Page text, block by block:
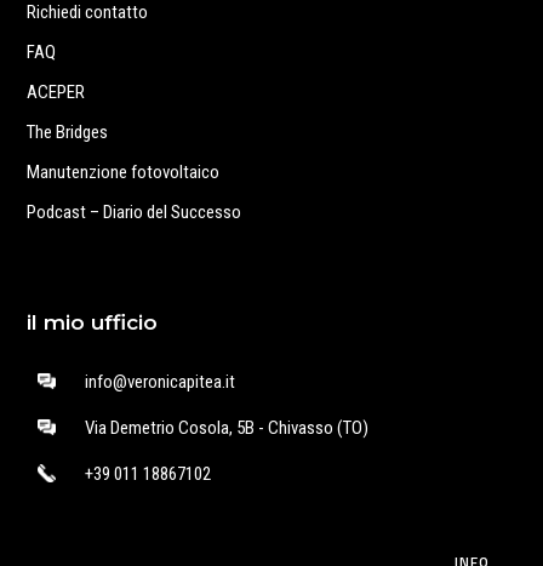
Richiedi contatto
FAQ
ACEPER
The Bridges
Manutenzione fotovoltaico
Podcast – Diario del Successo
il mio ufficio
info@veronicapitea.it
Via Demetrio Cosola, 5B - Chivasso (TO)
+39 011 18867102